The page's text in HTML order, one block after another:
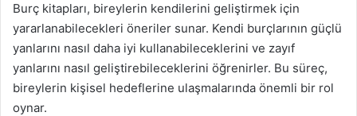
Burç kitapları, bireylerin kendilerini geliştirmek için
yararlanabilecekleri öneriler sunar. Kendi burçlarının güçlü
yanlarını nasıl daha iyi kullanabileceklerini ve zayıf
yanlarını nasıl geliştirebileceklerini öğrenirler. Bu süreç,
bireylerin kişisel hedeflerine ulaşmalarında önemli bir rol
oynar.